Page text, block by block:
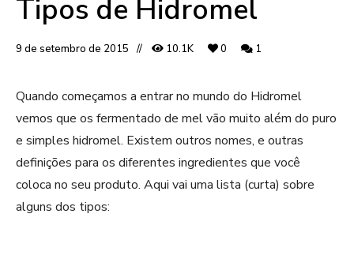
Tipos de Hidromel
9 de setembro de 2015 10.1K 0 1
Quando começamos a entrar no mundo do Hidromel
vemos que os fermentado de mel vão muito além do puro
e simples hidromel. Existem outros nomes, e outras
definições para os diferentes ingredientes que você
coloca no seu produto. Aqui vai uma lista (curta) sobre
alguns dos tipos: